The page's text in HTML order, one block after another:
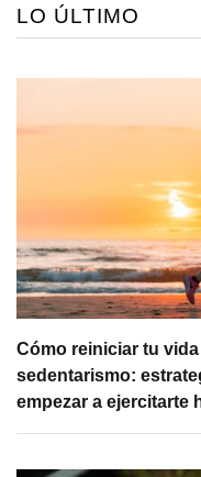
LO ÚLTIMO
Cómo reiniciar tu
sedentarismo:
empezar a ejercitarte